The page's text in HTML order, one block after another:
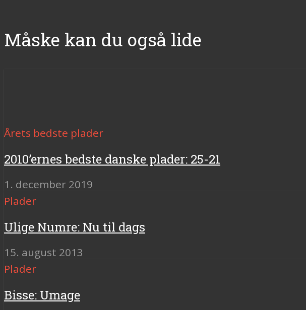
Måske kan du også lide
Årets bedste plader
2010’ernes bedste danske plader: 25-21
1. december 2019
Plader
Ulige Numre: Nu til dags
15. august 2013
Plader
Bisse: Umage